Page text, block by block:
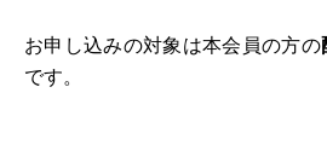
お申し込みの対象は本会員の方の
です。